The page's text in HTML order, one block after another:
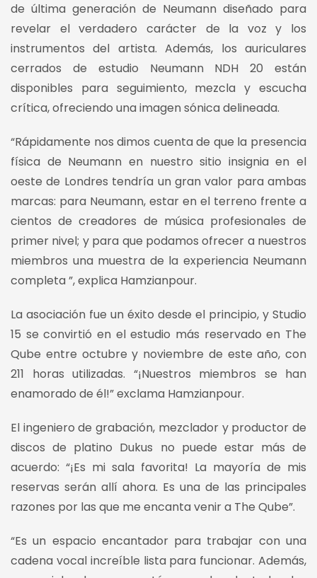
de última generación de Neumann diseñado para
revelar el verdadero carácter de la voz y los
instrumentos del artista. Además, los auriculares
cerrados de estudio Neumann NDH 20 están
disponibles para seguimiento, mezcla y escucha
crítica, ofreciendo una imagen sónica delineada.
“Rápidamente nos dimos cuenta de que la presencia
física de Neumann en nuestro sitio insignia en el
oeste de Londres tendría un gran valor para ambas
marcas: para Neumann, estar en el terreno frente a
cientos de creadores de música profesionales de
primer nivel; y para que podamos ofrecer a nuestros
miembros una muestra de la experiencia Neumann
completa ”, explica Hamzianpour.
La asociación fue un éxito desde el principio, y Studio
15 se convirtió en el estudio más reservado en The
Qube entre octubre y noviembre de este año, con
211 horas utilizadas. “¡Nuestros miembros se han
enamorado de él!” exclama Hamzianpour.
El ingeniero de grabación, mezclador y productor de
discos de platino Dukus no puede estar más de
acuerdo: “¡Es mi sala favorita! La mayoría de mis
reservas serán allí ahora. Es una de las principales
razones por las que me encanta venir a The Qube”.
“Es un espacio encantador para trabajar con una
cadena vocal increíble lista para funcionar. Además,